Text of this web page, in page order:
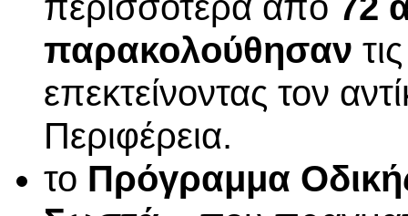
παρακολούθησαν
επεκτείνοντας τον
Περιφέρεια.
το Πρόγραμμα